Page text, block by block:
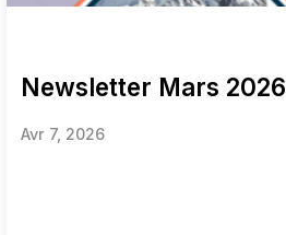
Newsletter Mars 2026
Avr 7, 2026